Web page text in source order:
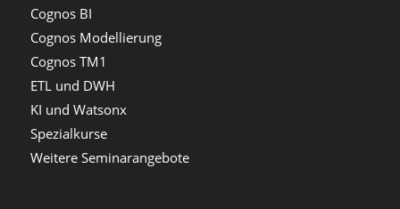
Cognos BI
Cognos Modellierung
Cognos TM1
ETL und DWH
KI und Watsonx
Spezialkurse
Weitere Seminarangebote